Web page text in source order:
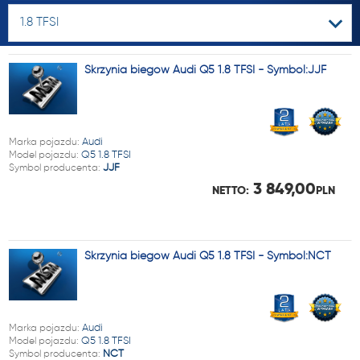
1.8 TFSI
Skrzynia biegów Audi Q5 1.8 TFSI - Symbol:JJF
Marka pojazdu: Audi
Model pojazdu: Q5 1.8 TFSI
Symbol producenta: JJF
NETTO: 3 849,00PLN
Skrzynia biegów Audi Q5 1.8 TFSI - Symbol:NCT
Marka pojazdu: Audi
Model pojazdu: Q5 1.8 TFSI
Symbol producenta: NCT